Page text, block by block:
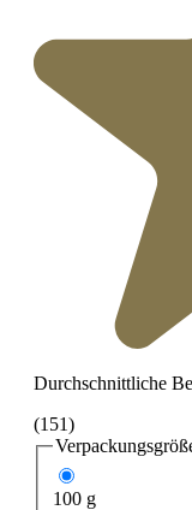
Durchschnittliche
(151)
100 g